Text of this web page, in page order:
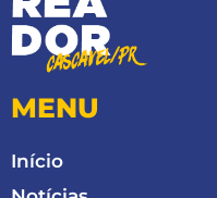
MENU
Início